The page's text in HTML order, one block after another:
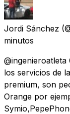
Jordi Sánchez
minutos
los servicios de
premium, son
Orange por